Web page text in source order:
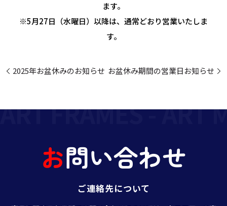
ます。
※5月27日（水曜日）以降は、通常どおり営業いたしま
す。
2025年お盆休みのお知らせ お盆休み期間の営業日お知らせ
お問い合わせ
ご連絡先について
ART FRAMES - ART